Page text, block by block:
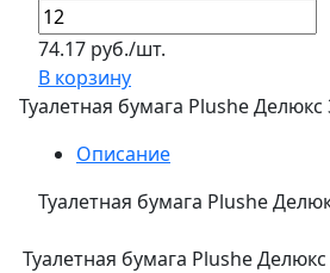
74.17 руб./шт.
В корзину
Туалетная бумага Plushe
Описание
Туалетная бумага Plushe
Туалетная бумага Plushe